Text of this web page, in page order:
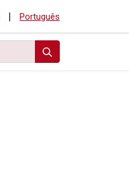
| Português